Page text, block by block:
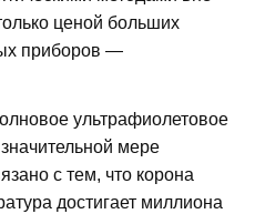
ценой больших
приборов —
ультрафиолетовое
мере
с тем, что корона
достигает миллиона